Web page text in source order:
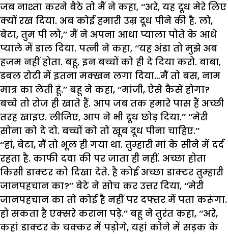
जब नाश्ता करने बैठे तो मैं ने कहा, ‘‘अरे, यह दूध मेरे लिए
क्यों रख दिया. अब कोई हमारी उम्र दूध पीने की है. लो,
बेटा, तुम पी लो,’’ मैं ने अपना आधा प्याला पोते के आधे
प्याले में डाल दिया. पत्नी ने कहा, ‘‘यह अंडा तो मुझे अब
हजम नहीं होता. बहू, इन बच्चों को ही दे दिया करो. बाबा,
डबल रोटी में इतना मक्खन लगा दिया…मैं तो बस, नाम
मात्र का लेती हूं.’’ बहू ने कहा, ‘‘मांजी, ऐसे कैसे होगा?
बच्चे तो रोज ही खाते हैं. आप जब तक हमारे पास हैं अच्छी
तरह खाइए. लीजिए, आप ने भी दूध छोड़ दिया.’’ ‘‘मेरी
सोना को दे दो. बच्चों को तो खूब दूध पीना चाहिए.’’
‘‘हां, बेटा, मैं तो भूल ही गया था. तुम्हारी मां के सीने में दर्द
रहता है. काफी दवा की पर जाता ही नहीं. अच्छा होता
किसी डाक्टर को दिखा देते. है कोई अच्छा डाक्टर तुम्हारी
जानपहचान का?’’ बेटे ने सोच कर उत्तर दिया, ‘‘मेरी
जानपहचान का तो कोई है नहीं पर दफ्तर में पता करूंगा.
हो सकता है एक्सरे कराना पड़े.’’ बहू ने तुरंत कहा, ‘‘अरे,
कहां डाक्टर के चक्कर में पड़ोगे, यहां कोने में सड़क के